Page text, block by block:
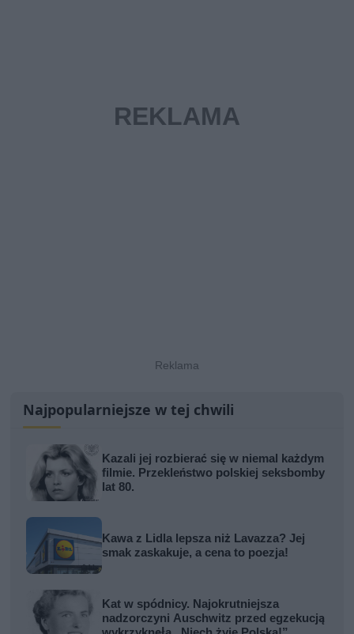
Najpopularniejsze w tej chwili
Kazali jej rozbierać się w niemal każdym
filmie. Przekleństwo polskiej seksbomby
lat 80.
Kawa z Lidla lepsza niż Lavazza? Jej
smak zaskakuje, a cena to poezja!
Kat w spódnicy. Najokrutniejsza
nadzorczyni Auschwitz przed egzekucją